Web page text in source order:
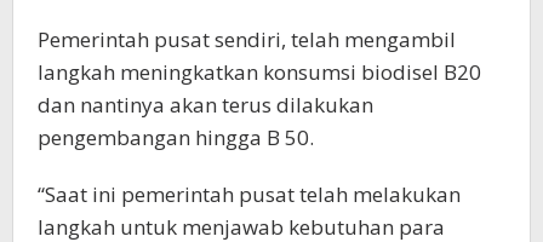
Pemerintah pusat sendiri, telah mengambil
langkah meningkatkan konsumsi biodisel B20
dan nantinya akan terus dilakukan
pengembangan hingga B 50.
“Saat ini pemerintah pusat telah melakukan
langkah untuk menjawab kebutuhan para